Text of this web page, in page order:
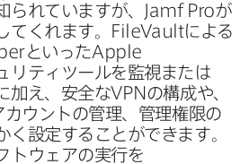
られていますが、
Jamf Proが​
てくれます。
FileVaultに​よる​
と​いったApple
リティツールを​監視または​
加え、​安全なVPN の​構成や、​
カウントの​管理、​管理権限の​
く​設定する​ことができます。​
トウェアの​実行を​